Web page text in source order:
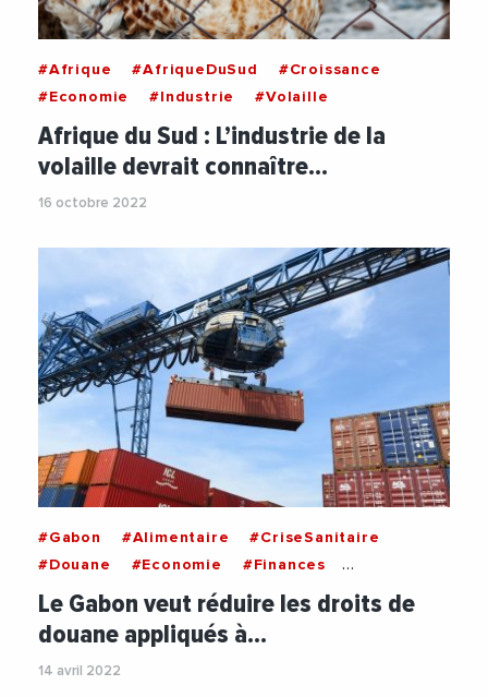
#Afrique #AfriqueDuSud
#Croissance
#Economie
#Industrie #Volaille
Afrique du Sud : L’industrie de la
volaille devrait connaître…
16 octobre 2022
#Gabon #Alimentaire
#CriseSanitaire
#Douane
#Economie
#Finances
#Importations
#Inflation
#Lait
#Volaille
Le Gabon veut réduire les droits de
douane appliqués à…
14 avril 2022